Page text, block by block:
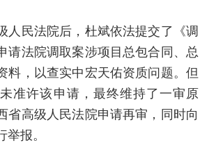
人民法院后，杜斌依法提交了《调
请法院调取案涉项目总包合同、总
料，以查实中宏天佑资质问题。但
准许该申请，最终维持了一审原
省高级人民法院申请再审，同时向
报。